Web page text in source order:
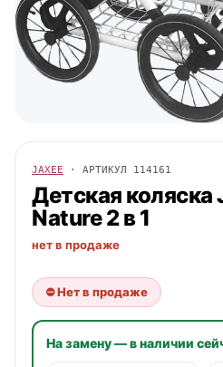
JAXEE · АРТИКУЛ 114161
Детская коляска
Nature 2 в 1
нет в продаже
⛔ Нет в продаже
На замену — в наличии